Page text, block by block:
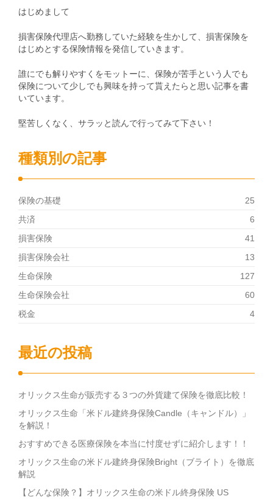
はじめまして
損害保険代理店へ勤務していた経験を生かして、損害保険を
はじめとする保険情報を発信していきます。
誰にでも解りやすくをモットーに、保険が苦手という人でも
保険について少しでも興味を持って貰えたらと思い記事を書
いています。
堅苦しくなく、サラッと読んで行ってみて下さい！
種類別の記事
保険の基礎
25
共済
6
損害保険
41
損害保険会社
13
生命保険
127
生命保険会社
60
税金
4
最近の投稿
オリックス生命が販売する３つの外貨建て保険を徹底比較！
オリックス生命「米ドル建終身保険Candle（キャンドル）」
を解説！
おすすめできる医療保険を本当に忖度せずに紹介します！！
オリックス生命の米ドル建終身保険Bright（ブライト）を徹底
解説
【どんな保険？】オリックス生命の米ドル終身保険 US